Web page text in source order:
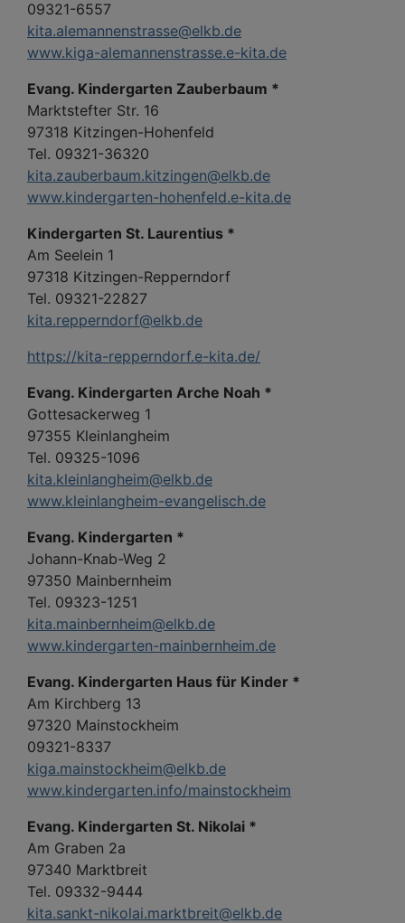
09321-6557
kita.alemannenstrasse@elkb.de
www.kiga-alemannenstrasse.e-kita.de
Evang. Kindergarten Zauberbaum *
Marktstefter Str. 16
97318 Kitzingen-Hohenfeld
Tel. 09321-36320
kita.zauberbaum.kitzingen@elkb.de
www.kindergarten-hohenfeld.e-kita.de
Kindergarten St. Laurentius *
Am Seelein 1
97318 Kitzingen-Repperndorf
Tel. 09321-22827
kita.repperndorf@elkb.de
https://kita-repperndorf.e-kita.de/
Evang. Kindergarten Arche Noah *
Gottesackerweg 1
97355 Kleinlangheim
Tel. 09325-1096
kita.kleinlangheim@elkb.de
www.kleinlangheim-evangelisch.de
Evang. Kindergarten *
Johann-Knab-Weg 2
97350 Mainbernheim
Tel. 09323-1251
kita.mainbernheim@elkb.de
www.kindergarten-mainbernheim.de
Evang. Kindergarten Haus für Kinder *
Am Kirchberg 13
97320 Mainstockheim
09321-8337
kiga.mainstockheim@elkb.de
www.kindergarten.info/mainstockheim
Evang. Kindergarten St. Nikolai *
Am Graben 2a
97340 Marktbreit
Tel. 09332-9444
kita.sankt-nikolai.marktbreit@elkb.de